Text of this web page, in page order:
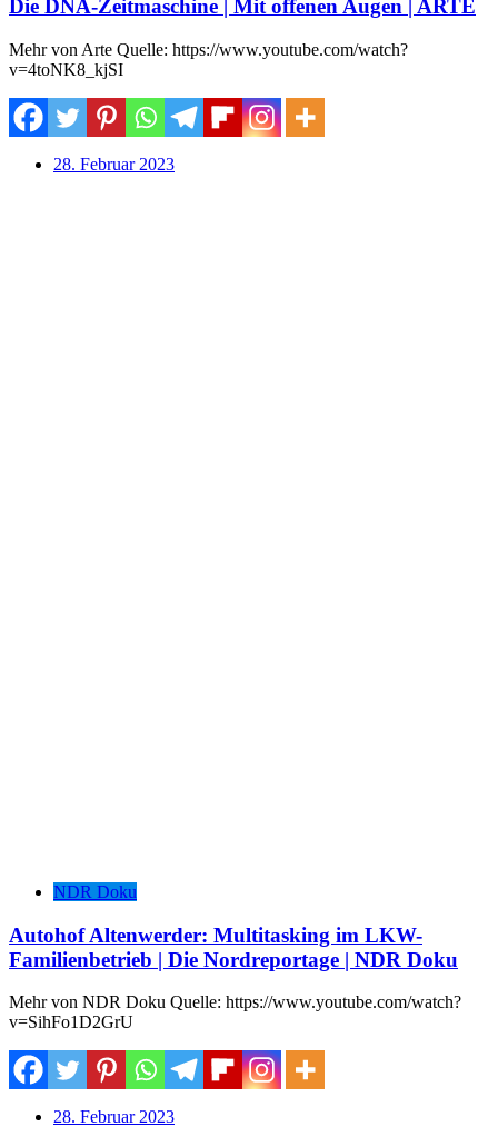
Die DNA-Zeitmaschine | Mit offenen Augen | ARTE
Mehr von Arte Quelle: https://www.youtube.com/watch?
v=4toNK8_kjSI
28. Februar 2023
NDR Doku
Autohof Altenwerder: Multitasking im LKW-
Familienbetrieb | Die Nordreportage | NDR Doku
Mehr von NDR Doku Quelle: https://www.youtube.com/watch?
v=SihFo1D2GrU
28. Februar 2023